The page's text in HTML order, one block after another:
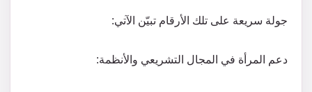
جولة سريعة على تلك الأرقام تبيّن الآتي:
دعم المرأة في المجال التشريعي والأنظمة: